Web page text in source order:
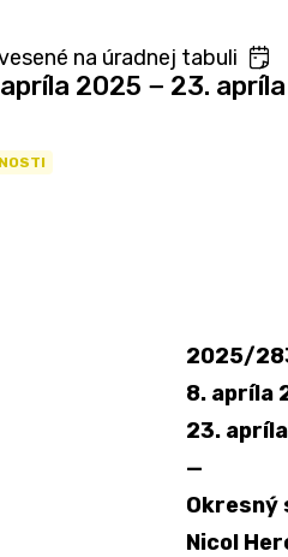
na úradnej tabuli
2025 − 23.
2025/
8. apríla
23.
—
Okresný
Nicol